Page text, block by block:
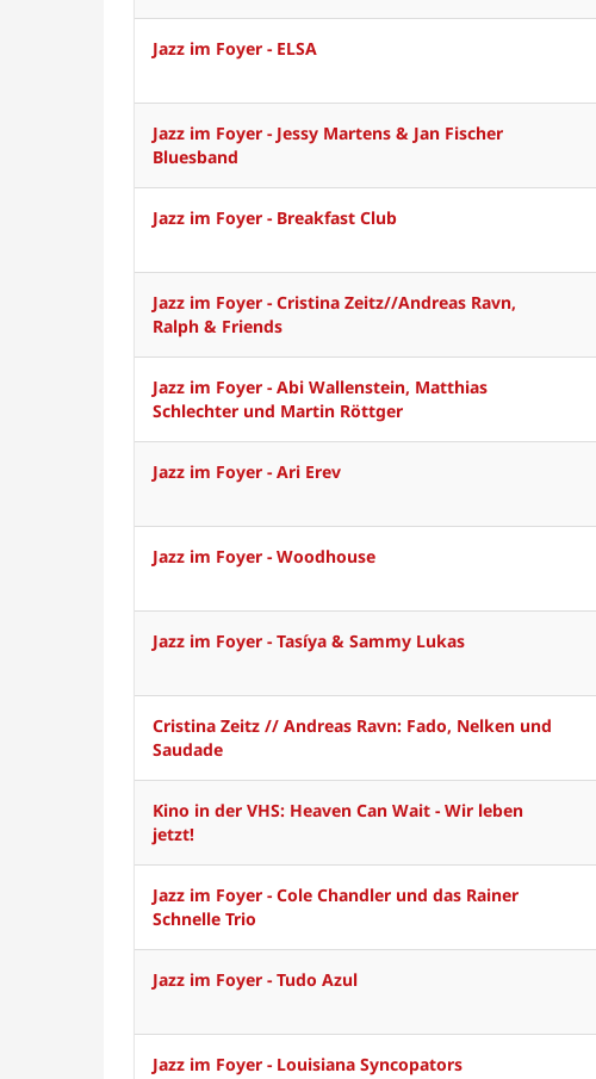
Jazz im Foyer - ELSA
Jazz im Foyer - Jessy Martens & Jan Fischer
Bluesband
Jazz im Foyer - Breakfast Club
Jazz im Foyer - Cristina Zeitz//Andreas Ravn,
Ralph & Friends
Jazz im Foyer - Abi Wallenstein, Matthias
Schlechter und Martin Röttger
Jazz im Foyer - Ari Erev
Jazz im Foyer - Woodhouse
Jazz im Foyer - Tasíya & Sammy Lukas
Cristina Zeitz // Andreas Ravn: Fado, Nelken und
Saudade
Kino in der VHS: Heaven Can Wait - Wir leben
jetzt!
Jazz im Foyer - Cole Chandler und das Rainer
Schnelle Trio
Jazz im Foyer - Tudo Azul
Jazz im Foyer - Louisiana Syncopators